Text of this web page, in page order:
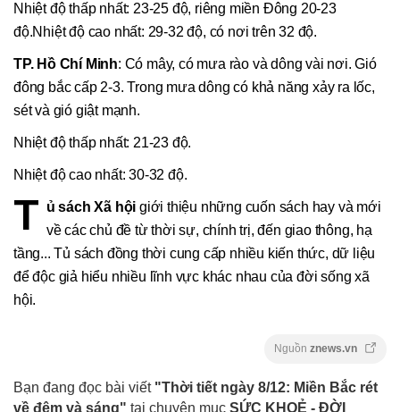
Nhiệt độ thấp nhất: 23-25 độ, riêng miền Đông 20-23
độ.Nhiệt độ cao nhất: 29-32 độ, có nơi trên 32 độ.
TP. Hồ Chí Minh: Có mây, có mưa rào và dông vài nơi. Gió
đông bắc cấp 2-3. Trong mưa dông có khả năng xảy ra lốc,
sét và gió giật mạnh.
Nhiệt độ thấp nhất: 21-23 độ.
Nhiệt độ cao nhất: 30-32 độ.
T ủ sách Xã hộigiới thiệu những cuốn sách hay và mới
về các chủ đề từ thời sự, chính trị, đến giao thông, hạ
tầng... Tủ sách đồng thời cung cấp nhiều kiến thức, dữ liệu
để độc giả hiểu nhiều lĩnh vực khác nhau của đời sống xã
hội.
Nguồn znews.vn
Bạn đang đọc bài viết "Thời tiết ngày 8/12: Miền Bắc rét
về đêm và sáng" tại chuyên mục SỨC KHOẺ - ĐỜI